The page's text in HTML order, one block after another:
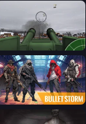
Flakmeister
Bulletstorm